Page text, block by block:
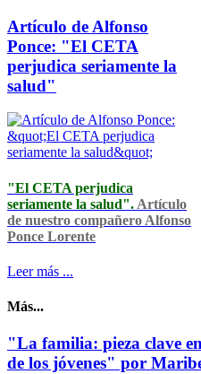
Artículo de Alfonso
Ponce: "El CETA
perjudica seriamente la
salud"
"El CETA perjudica
seriamente la salud". Artículo
de nuestro compañero Alfonso
Ponce Lorente
Leer más ...
Más...
"La familia: pieza clave
de los jóvenes" por